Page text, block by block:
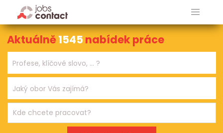
Aktuálně1545 nabídek práce